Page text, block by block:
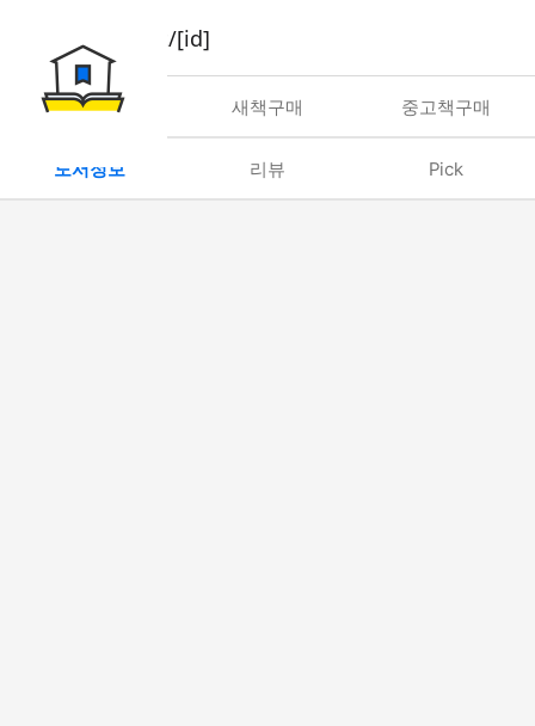
book/rent/[id]
대여 새책구매 중고책구매
도서정보 리뷰 Pick